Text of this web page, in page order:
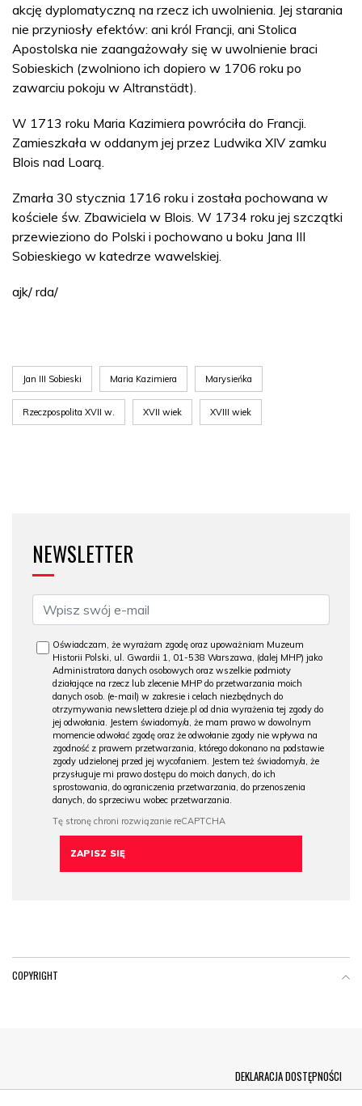
akcję dyplomatyczną na rzecz ich uwolnienia. Jej starania
nie przyniosły efektów: ani król Francji, ani Stolica
Apostolska nie zaangażowały się w uwolnienie braci
Sobieskich (zwolniono ich dopiero w 1706 roku po
zawarciu pokoju w Altranstädt).
W 1713 roku Maria Kazimiera powróciła do Francji.
Zamieszkała w oddanym jej przez Ludwika XIV zamku
Blois nad Loarą.
Zmarła 30 stycznia 1716 roku i została pochowana w
kościele św. Zbawiciela w Blois. W 1734 roku jej szczątki
przewieziono do Polski i pochowano u boku Jana III
Sobieskiego w katedrze wawelskiej.
ajk/ rda/
Jan III Sobieski Maria Kazimiera Marysieńka
Rzeczpospolita XVII w. XVII wiek XVIII wiek
NEWSLETTER
Oświadczam, że wyrażam zgodę oraz upoważniam Muzeum
Historii Polski, ul. Gwardii 1, 01-538 Warszawa, (dalej MHP) jako
Administratora danych osobowych oraz wszelkie podmioty
działające na rzecz lub zlecenie MHP do przetwarzania moich
danych osob. (e-mail) w zakresie i celach niezbędnych do
otrzymywania newslettera dzieje.pl od dnia wyrażenia tej zgody do
jej odwołania. Jestem świadomy/a, że mam prawo w dowolnym
momencie odwołać zgodę oraz że odwołanie zgody nie wpływa na
zgodność z prawem przetwarzania, którego dokonano na podstawie
zgody udzielonej przed jej wycofaniem. Jestem też świadomy/a, że
przysługuje mi prawo dostępu do moich danych, do ich
sprostowania, do ograniczenia przetwarzania, do przenoszenia
danych, do sprzeciwu wobec przetwarzania.
COPYRIGHT
DEKLARACJA DOSTĘPNOŚCI